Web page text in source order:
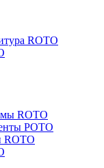
ROTO
ROTO
РОТО
ROTO